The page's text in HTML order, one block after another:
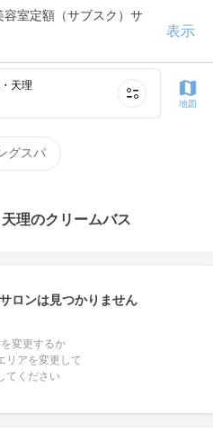
容室定額（サブスク）サ
表示
グスパ
天理
地図
理のクリームバス
ロンは見つかりません
変更するか
リアを変更して
てください